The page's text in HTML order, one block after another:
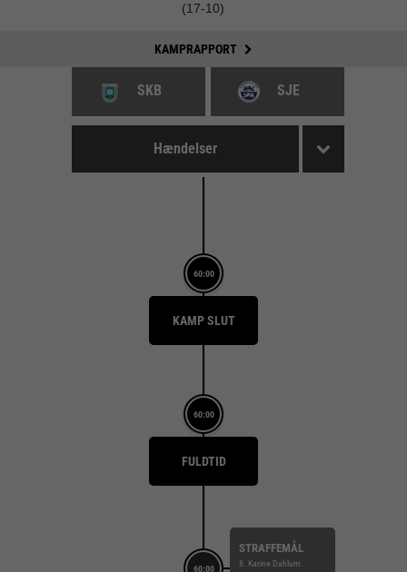
(17-10)
KAMPRAPPORT
SKB SJE
Hændelser
60:00
KAMP SLUT
60:00
FULDTID
60:00
STRAFFEMÅL
8. Karine Dahlum